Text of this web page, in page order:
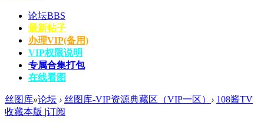
论坛BBS
最新帖子
办理VIP(备用)
VIP权限说明
专属合集打包
在线看图
丝图库»论坛 › 丝图库-VIP资源典藏区（VIP一区） › 108酱TV
收藏本版 |订阅